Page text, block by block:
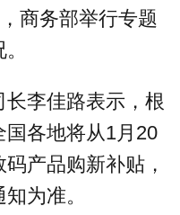
商务部举行专题
李佳路表示，根
各地将从1月20
产品购新补贴，
为准。